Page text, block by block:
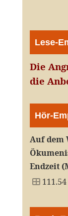
Lese-
Die
die
Hör-
Auf dem
Endzeit
111.54